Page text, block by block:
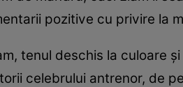
pozitive cu privire la
tenul deschis la culoare
celebrului antrenor, de